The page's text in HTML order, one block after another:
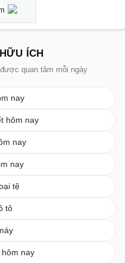
ÍCH
quan tâm mỗi ngày
nay
hôm nay
nay
nay
tệ
tô
nay